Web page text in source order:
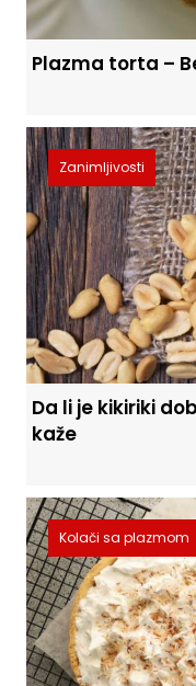
Plazma torta –
Zanimljivosti
Da li je kikiriki
kaže
Kolači sa plazmom